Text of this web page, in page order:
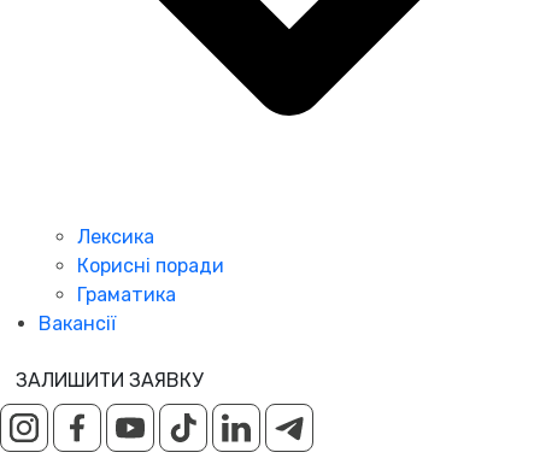
Лексика
Корисні поради
Граматика
Вакансії
ЗАЛИШИТИ ЗАЯВКУ